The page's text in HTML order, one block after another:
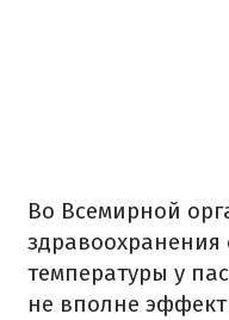
Во Всемирной
здравоохранения
температуры у
не вполне